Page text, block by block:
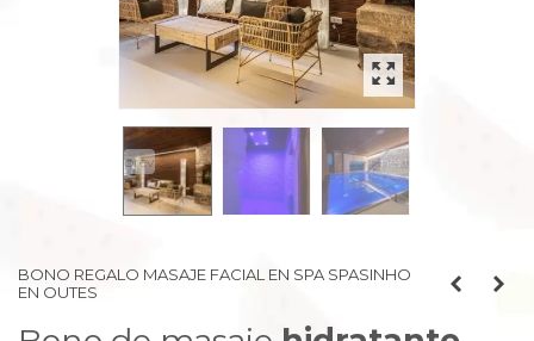
prev next
BONO REGALO MASAJE FACIAL EN SPA SPASINHO
EN OUTES